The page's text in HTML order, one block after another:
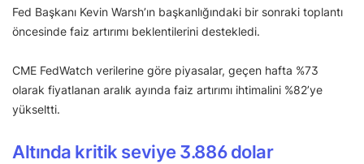
Fed Başkanı Kevin Warsh’ın başkanlığındaki bir sonraki toplantı
öncesinde faiz artırımı beklentilerini destekledi.
CME FedWatch verilerine göre piyasalar, geçen hafta %73
olarak fiyatlanan aralık ayında faiz artırımı ihtimalini %82’ye
yükseltti.
Altında kritik seviye 3.886 dolar